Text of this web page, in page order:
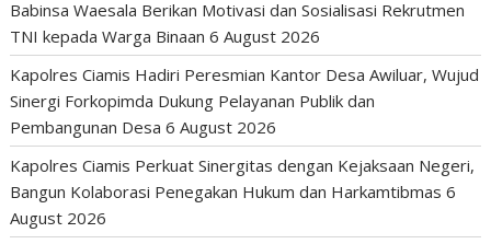
Babinsa Waesala Berikan Motivasi dan Sosialisasi Rekrutmen
TNI kepada Warga Binaan 6 August 2026
Kapolres Ciamis Hadiri Peresmian Kantor Desa Awiluar, Wujud
Sinergi Forkopimda Dukung Pelayanan Publik dan
Pembangunan Desa 6 August 2026
Kapolres Ciamis Perkuat Sinergitas dengan Kejaksaan Negeri,
Bangun Kolaborasi Penegakan Hukum dan Harkamtibmas 6
August 2026